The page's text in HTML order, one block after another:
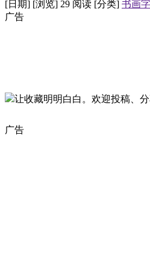
[日期] [浏览] 29 阅读 [分类] 书画
广告
让收藏明明白白。欢迎投稿、分
广告